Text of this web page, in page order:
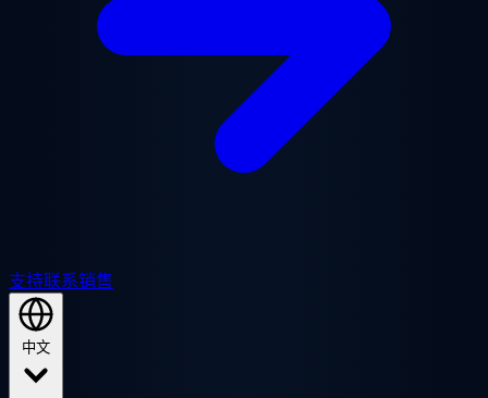
支持联系销售
中文